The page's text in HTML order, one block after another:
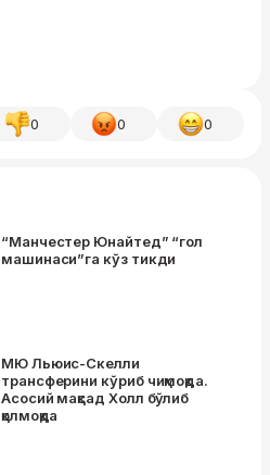
0 0 0
“Манчестер Юнайтед” “гол
машинаси”га кўз тикди
МЮ Льюис-Скелли
трансферини кўриб чиқмоқда.
Асосий мақсад Холл бўлиб
қолмоқда